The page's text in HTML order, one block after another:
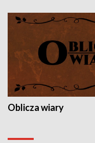
Oblicza wiary